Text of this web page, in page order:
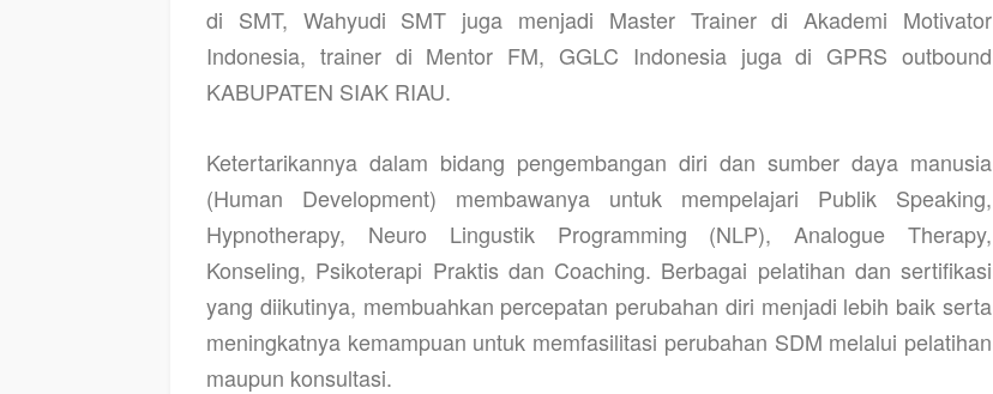
di SMT, Wahyudi SMT juga menjadi Master Trainer di Akademi Motivator
Indonesia, trainer di Mentor FM, GGLC Indonesia juga di GPRS outbound
KABUPATEN SIAK RIAU.
Ketertarikannya dalam bidang pengembangan diri dan sumber daya manusia
(Human Development) membawanya untuk mempelajari Publik Speaking,
Hypnotherapy, Neuro Lingustik Programming (NLP), Analogue Therapy,
Konseling, Psikoterapi Praktis dan Coaching. Berbagai pelatihan dan sertifikasi
yang diikutinya, membuahkan percepatan perubahan diri menjadi lebih baik serta
meningkatnya kemampuan untuk memfasilitasi perubahan SDM melalui pelatihan
maupun konsultasi.